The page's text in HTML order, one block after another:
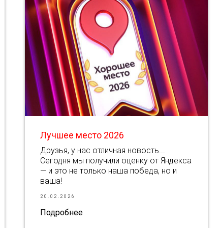
Лучшее место 2026
Друзья, у нас отличная новость...
Сегодня мы получили оценку от Яндекса
— и это не только наша победа, но и
ваша!
20.02.2026
Подробнее